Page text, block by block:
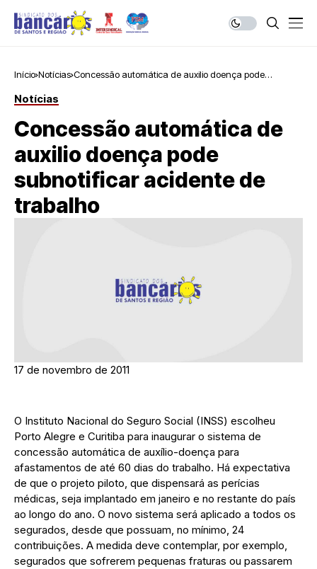
Início Notícias Concessão automática de auxilio doença pode
Notícias
Concessão automática de
auxilio doença pode
subnotificar acidente de
trabalho
17 de novembro de 2011
O Instituto Nacional do Seguro Social (INSS) escolheu
Porto Alegre e Curitiba para inaugurar o sistema de
concessão automática de auxílio-doença para
afastamentos de até 60 dias do trabalho. Há expectativa
de que o projeto piloto, que dispensará as perícias
médicas, seja implantado em janeiro e no restante do país
ao longo do ano. O novo sistema será aplicado a todos os
segurados, desde que possuam, no mínimo, 24
contribuições. A medida deve contemplar, por exemplo,
segurados que sofrerem pequenas fraturas ou passarem